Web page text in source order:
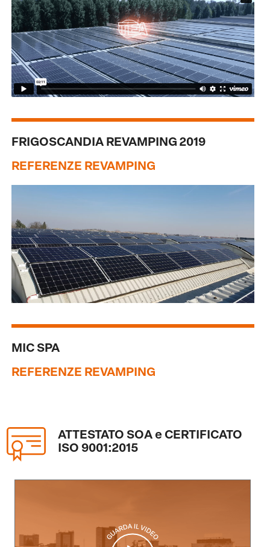
FRIGOSCANDIA REVAMPING 2019
REFERENZE REVAMPING
MIC SPA
REFERENZE REVAMPING
ATTESTATO SOA e CERTIFICATO
ISO 9001:2015